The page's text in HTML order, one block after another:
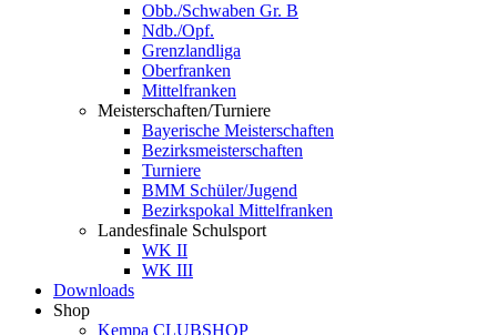
Obb./Schwaben Gr. B
Ndb./Opf.
Grenzlandliga
Oberfranken
Mittelfranken
Meisterschaften/Turniere
Bayerische Meisterschaften
Bezirksmeisterschaften
Turniere
BMM Schüler/Jugend
Bezirkspokal Mittelfranken
Landesfinale Schulsport
WK II
WK III
Downloads
Shop
Kempa CLUBSHOP